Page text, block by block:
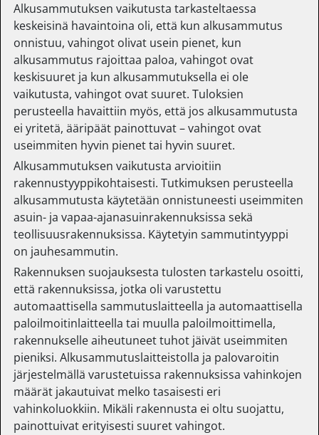
Alkusammutuksen vaikutusta tarkasteltaessa
keskeisinä havaintoina oli, että kun alkusammutus
onnistuu, vahingot olivat usein pienet, kun
alkusammutus rajoittaa paloa, vahingot ovat
keskisuuret ja kun alkusammutuksella ei ole
vaikutusta, vahingot ovat suuret. Tuloksien
perusteella havaittiin myös, että jos alkusammutusta
ei yritetä, ääripäät painottuvat – vahingot ovat
useimmiten hyvin pienet tai hyvin suuret.
Alkusammutuksen vaikutusta arvioitiin
rakennustyyppikohtaisesti. Tutkimuksen perusteella
alkusammutusta käytetään onnistuneesti useimmiten
asuin- ja vapaa-ajanasuinrakennuksissa sekä
teollisuusrakennuksissa. Käytetyin sammutintyyppi
on jauhesammutin.
Rakennuksen suojauksesta tulosten tarkastelu osoitti,
että rakennuksissa, jotka oli varustettu
automaattisella sammutuslaitteella ja automaattisella
paloilmoitinlaitteella tai muulla paloilmoittimella,
rakennukselle aiheutuneet tuhot jäivät useimmiten
pieniksi. Alkusammutuslaitteistolla ja palovaroitin
järjestelmällä varustetuissa rakennuksissa vahinkojen
määrät jakautuivat melko tasaisesti eri
vahinkoluokkiin. Mikäli rakennusta ei oltu suojattu,
painottuivat erityisesti suuret vahingot.